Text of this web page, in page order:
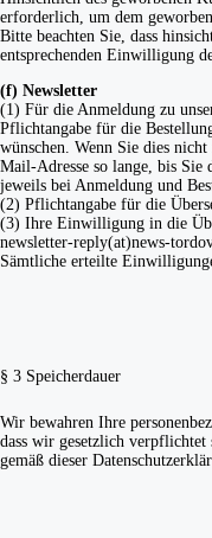
erforderlich, um dem
Bitte beachten Sie, dass
entsprechenden Einwilligung
(f) Newsletter
(1) Für die Anmeldung zu
Pflichtangabe für die
wünschen. Wenn Sie dies
Mail-Adresse so lange, bis
jeweils bei Anmeldung und
(2) Pflichtangabe für die
(3) Ihre Einwilligung in die
newsletter-reply(at)news-
Sämtliche erteilte
§ 3 Speicherdauer
Wir bewahren Ihre
dass wir gesetzlich verpflichtet
gemäß dieser